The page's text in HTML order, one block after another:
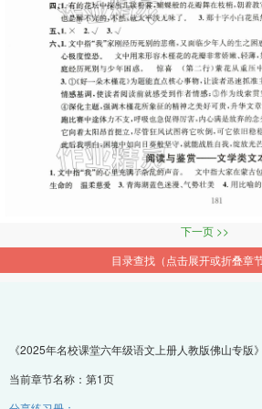
下一页 >>
目录查找（点击展开或折叠章
《2025年名校课堂六年级语文上册人教版佛山专版》
当前章节名称：第1页